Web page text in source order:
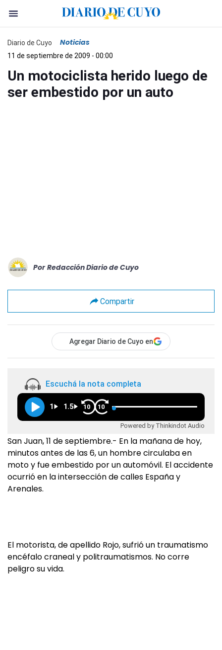
Diario de Cuyo Noticias
11 de septiembre de 2009 - 00:00
Un motociclista herido luego de
ser embestido por un auto
Por Redacción Diario de Cuyo
Compartir
Agregar Diario de Cuyo en
Escuchá la nota completa
1 1.5 10 10
Powered by Thinkindot Audio
San Juan, 11 de septiembre.- En la mañana de hoy,
minutos antes de las 6, un hombre circulaba en
moto y fue embestido por un automóvil. El accidente
ocurrió en la intersección de calles España y
Arenales.
El motorista, de apellido Rojo, sufrió un traumatismo
encéfalo craneal y politraumatismos. No corre
peligro su vida.